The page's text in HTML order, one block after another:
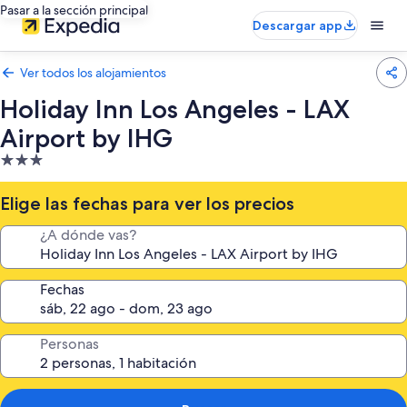
Pasar a la sección principal
Descargar app
Ver todos los alojamientos
Holiday Inn Los Angeles - LAX
Airport by IHG
Alojamiento
de
3.0 estrellas
Elige las fechas para ver los precios
¿A dónde vas?
Fechas
Personas